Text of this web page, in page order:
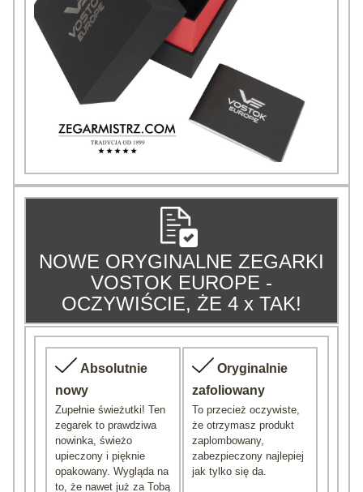
NOWE ORYGINALNE ZEGARKI
VOSTOK EUROPE -
OCZYWIŚCIE, ŻE 4 x TAK!
Absolutnie
nowy
Zupełnie świeżutki! Ten
zegarek to prawdziwa
nowinka, świeżo
upieczony i pięknie
opakowany. Wygląda na
to, że nawet już za Tobą
Oryginalnie
zafoliowany
To przecież oczywiste,
że otrzymasz produkt
zaplombowany,
zabezpieczony najlepiej
jak tylko się da.